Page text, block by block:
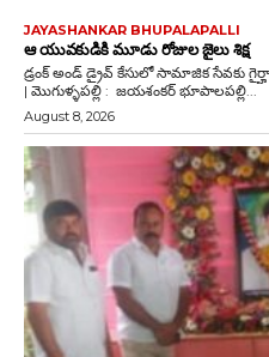
JAYASHANKAR BHUPALAPALLI
ఆ యువకుడికి మూడు రోజుల జైలు శిక్ష
డ్రంక్‌ అండ్‌ డ్రైవ్‌ కేసులో సామాజిక సేవకు గైర్హాజరు.. కోర్టు ధిక్కరణగా
| మొగుళ్ళపల్లి : జయశంకర్ భూపాలపల్లి...
August 8, 2026